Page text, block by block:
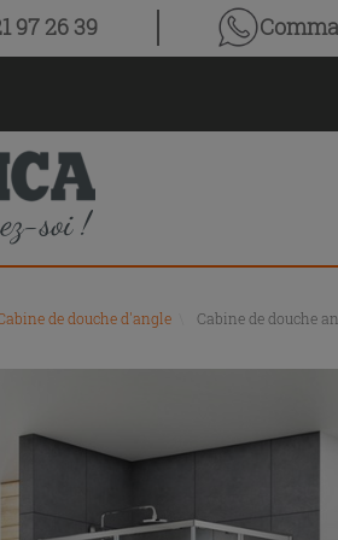
97 26 39
de douche d'angle
Cabine de douche